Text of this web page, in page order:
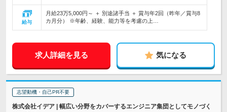
給与
月給23万5,000円～ ＋ 別途諸手当 ＋ 賞与年2回（昨年／賞与8
カ月分） ※年齢、経験、能力等を考慮の上…
求人詳細を見る 気になる
志望動機・自己PR不要
株式会社イデア | 幅広い分野をカバーするエンジニア集団としてモノづく